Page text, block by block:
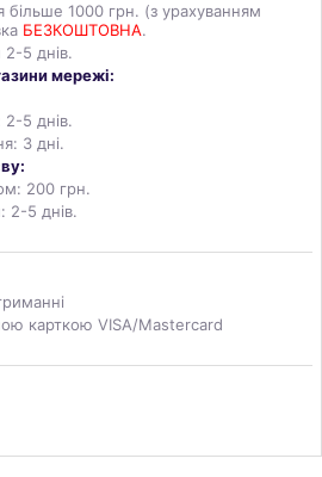
1000 грн. (з урахуванням
БЕЗКОШТОВНА.
5 днів.
мережі:
5 днів.
3 дні.
200 грн.
2-5 днів.
карткою VISA/Mastercard